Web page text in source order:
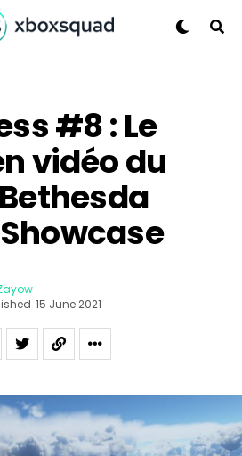
#8 : Le
vidéo du
15 June 2021